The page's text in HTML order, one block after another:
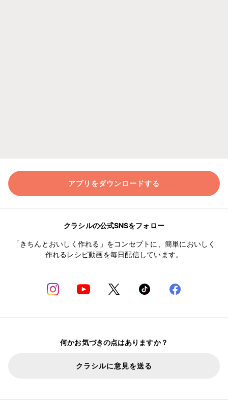
アプリをダウンロードする
クラシルの公式SNSをフォロー
「きちんとおいしく作れる」をコンセプトに、簡単においしく
作れるレシピ動画を毎日配信しています。
何かお気づきの点はありますか？
クラシルに意見を送る